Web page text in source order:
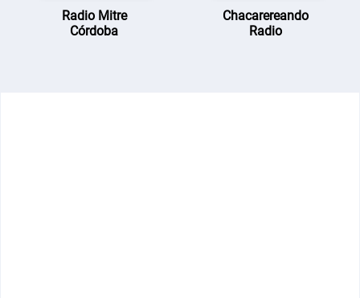
Radio Mitre
Córdoba
Chacarereando
Radio